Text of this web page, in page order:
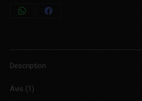
Share
Share
Description
Avis (1)